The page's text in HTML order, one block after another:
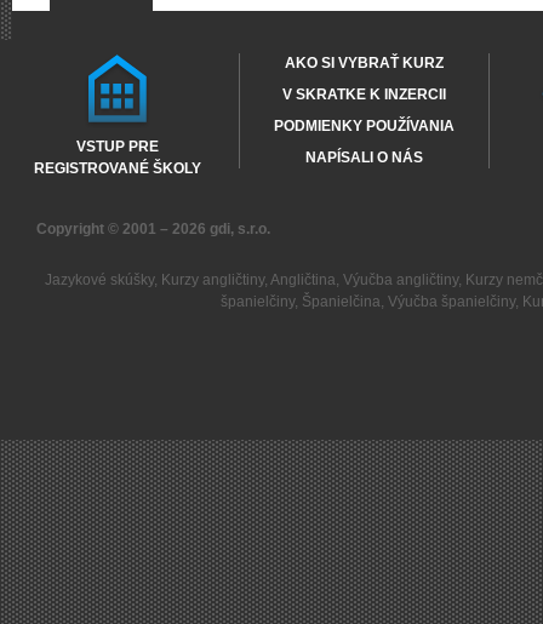
VSTUP PRE
REGISTROVANÉ ŠKOLY
AKO SI VYBRAŤ KURZ
V SKRATKE K INZERCII
PODMIENKY POUŽÍVANIA
NAPÍSALI O NÁS
Copyright © 2001 – 2026 gdi, s.r.o.
Jazykové skúšky, Kurzy angličtiny, Angličtina, Výučba angličtiny, Kurzy
španielčiny, Španielčina, Výučba španielčiny,